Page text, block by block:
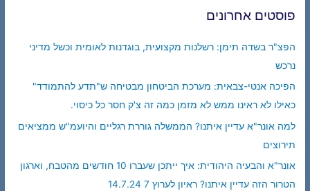
פוסטים אחרונים
הפצ"ר בשדה תימן: רשלנות מקצועית, בוגדנות לאומית וכשל מדיני
נרכש
הפיכה אנטי-צבאית: מערכת הביטחון מבטיחה ש"תדע להתמודד"
כאילו לא ראינו ממש לא מזמן כמה זה צ'ק חסר כל כיסוי.
למה אונר"א עדיין איתנו? הממשלה גוררת רגליים והיועמ"ש ממציאים
תירוצים
אונר"א והבעיה היהודית: איך ייתכן שעברו 10 חודשים מהטבח, וארגון
הטרור הזה עדיין איתנו? ראיון לערוץ 7 14.7.24